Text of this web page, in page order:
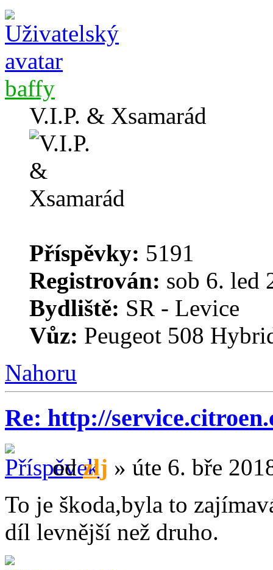
baffy
V.I.P. & Xsamarád
Příspěvky: 5191
Registrován: sob 6. led
Bydliště: SR - Levice
Vůz: Peugeot 508
Nahoru
Re: http://
odzlj » úte 6. bře
To je škoda,byla to
díl levnější než druho.